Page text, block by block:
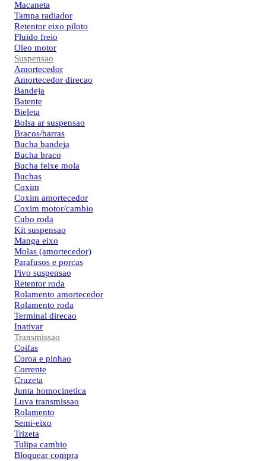
Macaneta
Tampa radiador
Retentor eixo piloto
Fluido freio
Oleo motor
Suspensao
Amortecedor
Amortecedor direcao
Bandeja
Batente
Bieleta
Bolsa ar suspensao
Bracos/barras
Bucha bandeja
Bucha braco
Bucha feixe mola
Buchas
Coxim
Coxim amortecedor
Coxim motor/cambio
Cubo roda
Kit suspensao
Manga eixo
Molas (amortecedor)
Parafusos e porcas
Pivo suspensao
Retentor roda
Rolamento amortecedor
Rolamento roda
Terminal direcao
Inativar
Transmissao
Coifas
Coroa e pinhao
Corrente
Cruzeta
Junta homocinetica
Luva transmissao
Rolamento
Semi-eixo
Trizeta
Tulipa cambio
Bloquear compra